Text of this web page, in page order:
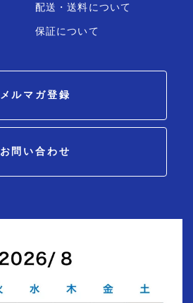
配送・送料について
保証について
メルマガ登録
お問い合わせ